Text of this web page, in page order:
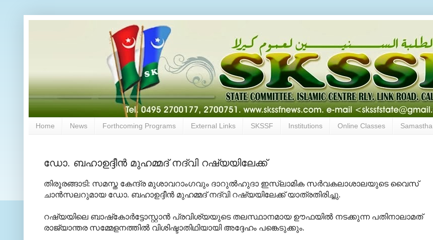
Home News Forthcoming Programs External Links SKSSF Institutions Online Classes Samastha
ഡോ. ബഹാഉദ്ദീന്‍ മുഹമ്മദ് നദ്‌വി റഷ്യയിലേക്ക്
തിരൂരങ്ങാടി: സമസ്ത കേന്ദ്ര മുശാവറാംഗവും ദാറുല്‍ഹുദാ ഇസ്‍ലാമിക സര്‍വകലാശാലയുടെ വൈസ്
ചാന്‍സലറുമായ ഡോ. ബഹാഉദ്ദീന്‍ മുഹമ്മദ് നദ്‌വി റഷ്യയിലേക്ക് യാത്രതിരിച്ചു.
റഷ്യയിലെ ബാഷ്‌കോര്‍ട്ടോസ്റ്റാന്‍ പ്രവിശ്യയുടെ തലസ്ഥാനമായ ഊഫയില്‍ നടക്കുന്ന പതിനാലാമത്
രാജ്യാന്തര സമ്മേളനത്തില്‍ വിശിഷ്ടാതിഥിയായി അദ്ദേഹം പങ്കെടുക്കും.